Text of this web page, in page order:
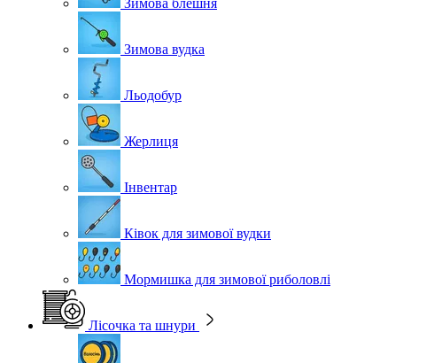
Зимова блешня
Зимова вудка
Льодобур
Жерлиця
Інвентар
Ківок для зимової вудки
Мормишка для зимової риболовлі
Лісочка та шнури